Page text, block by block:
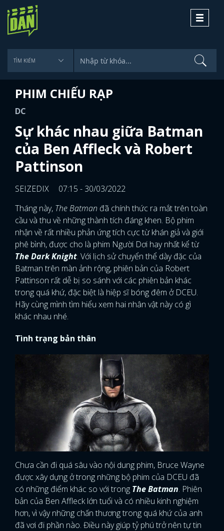
Toggle
PHIM CHIẾU RẠP
DC
Sự khác nhau giữa Batman
của Ben Affleck và Robert
Pattinson
SEIZEDIX
07:15 - 30/03/2022
Tháng này, The Batman đã chính thức ra mắt trên toàn
cầu và thu về những thành tích đáng khen. Bộ phim
nhận về rất nhiều phản ứng tích cực từ khán giả và giới
phê bình, được cho là phim Người Dơi hay nhất kể từ
The Dark Knight. Với lịch sử chuyển thể dày đặc của
Batman trên màn ảnh rộng, phiên bản của Robert
Pattinson rất dễ bị so sánh với các phiên bản khác
trong quá khứ, đặc biệt là hiệp sĩ bóng đêm ở DCEU.
Hãy cùng mình tìm hiểu xem hai nhân vật này có gì
khác nhau nhé.
Tình trạng bản thân
Chưa cần đi quá sâu vào nội dung phim, Bruce Wayne
được xây dựng ở trong những bộ phim của DCEU đã
có những điểm khác so với trong The Batman. Phiên
bản của Ben Affleck lớn tuổi và có nhiều kinh nghiệm
hơn, vì vậy những chấn thương trong quá khứ của anh
đã vơi đi phần nào. Điều này giúp tỷ phú trở nên tự tin